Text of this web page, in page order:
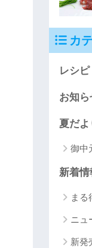
カ
レシピ
お知ら
夏だよ
御中
新着情
まる
ニュ
新発